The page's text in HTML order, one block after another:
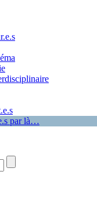
par là…